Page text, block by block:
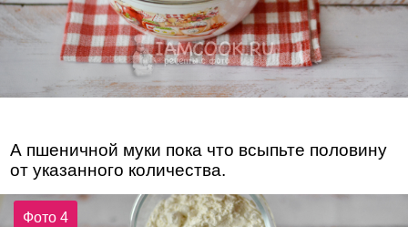
А пшеничной муки пока что всыпьте половину
от указанного количества.
Фото 4